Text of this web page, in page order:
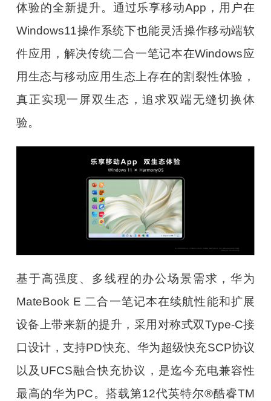
体验的全新提升。通过乐享移动App，用户在
Windows11操作系统下也能灵活操作移动端软
件应用，解决传统二合一笔记本在Windows应
用生态与移动应用生态上存在的割裂性体验，
真正实现一屏双生态，追求双端无缝切换体
验。
基于高强度、多线程的办公场景需求，华为
MateBook E 二合一笔记本在续航性能和扩展
设备上带来新的提升，采用对称式双Type-C接
口设计，支持PD快充、华为超级快充SCP协议
以及UFCS融合快充协议，是迄今充电兼容性
最高的华为PC。搭载第12代英特尔®酷睿TM